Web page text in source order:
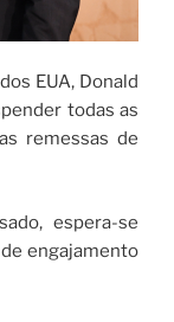
EUA, Donald
todas as
remessas de
espera-se
engajamento